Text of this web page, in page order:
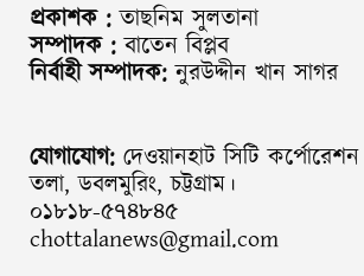
প্রকাশক : তাছনিম সুলতানা
সম্পাদক : বাতেন বিপ্লব
নির্বাহী সম্পাদক: নুরউদ্দীন খান সাগর
যোগাযোগ: দেওয়ানহাট সিটি কর্পোরেশন
তলা, ডবলমুরিং, চট্টগ্রাম।
০১৮১৮-৫৭৪৮৪৫
chottalanews@gmail.com